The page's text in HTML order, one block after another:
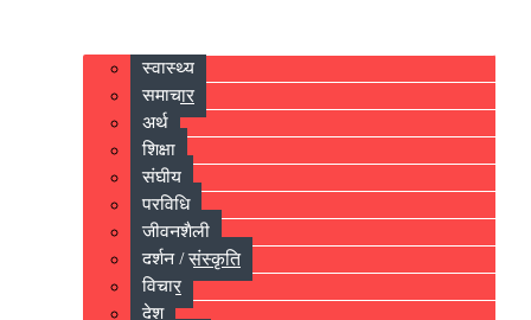
स्वास्थ्य
समाचार
अर्थ
शिक्षा
संघीय
प्रविधि
जीवनशैली
दर्शन / संस्कृति
विचार
देश